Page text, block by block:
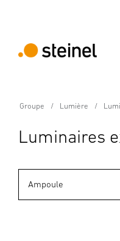
Groupe Lumière
Luminaires
Ampoule